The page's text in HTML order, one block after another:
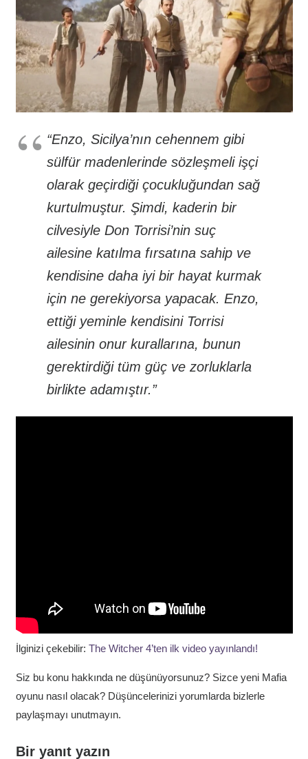
“Enzo, Sicilya’nın cehennem gibi
sülfür madenlerinde sözleşmeli işçi
olarak geçirdiği çocukluğundan sağ
kurtulmuştur. Şimdi, kaderin bir
cilvesiyle Don Torrisi’nin suç
ailesine katılma fırsatına sahip ve
kendisine daha iyi bir hayat kurmak
için ne gerekiyorsa yapacak. Enzo,
ettiği yeminle kendisini Torrisi
ailesinin onur kurallarına, bunun
gerektirdiği tüm güç ve zorluklarla
birlikte adamıştır.”
İlginizi çekebilir: The Witcher 4’ten ilk video yayınlandı!
Siz bu konu hakkında ne düşünüyorsunuz? Sizce yeni Mafia
oyunu nasıl olacak? Düşüncelerinizi yorumlarda bizlerle
paylaşmayı unutmayın.
Bir yanıt yazın